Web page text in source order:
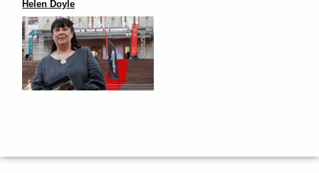
Helen Doyle